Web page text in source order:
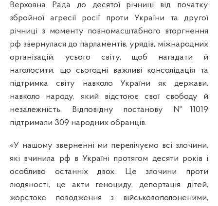
Верховна Рада до десятої річниці від початку
збройної агресії росії проти України та другої
річниці з моменту повномасштабного вторгнення
рф звернулася до парламентів, урядів, міжнародних
організацій, усього світу, щоб нагадати й
наголосити, що сьогодні важливі консолідація та
підтримка світу навколо України як держави,
навколо народу, який відстоює свої свободу й
незалежність. Відповідну постанову №11019
підтримали 309 народних обранців.
«У нашому зверненні ми перелічуємо всі злочини,
які вчинила рф в Україні протягом десяти років і
особливо останніх двох. Це злочини проти
людяності, це акти геноциду, депортація дітей,
жорстоке поводження з військовополоненими,